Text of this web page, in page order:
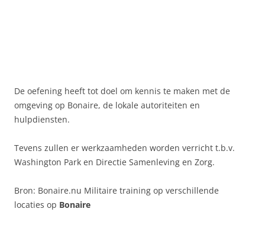
De oefening heeft tot doel om kennis te maken met de
omgeving op Bonaire, de lokale autoriteiten en
hulpdiensten.
Tevens zullen er werkzaamheden worden verricht t.b.v.
Washington Park en Directie Samenleving en Zorg.
Bron: Bonaire.nu Militaire training op verschillende
locaties op Bonaire